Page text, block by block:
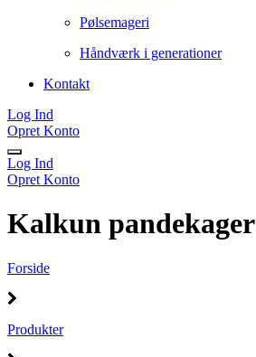
Pølsemageri
Håndværk i generationer
Kontakt
Log Ind
Opret Konto
Log Ind
Opret Konto
Kalkun pandekager
Forside
Produkter